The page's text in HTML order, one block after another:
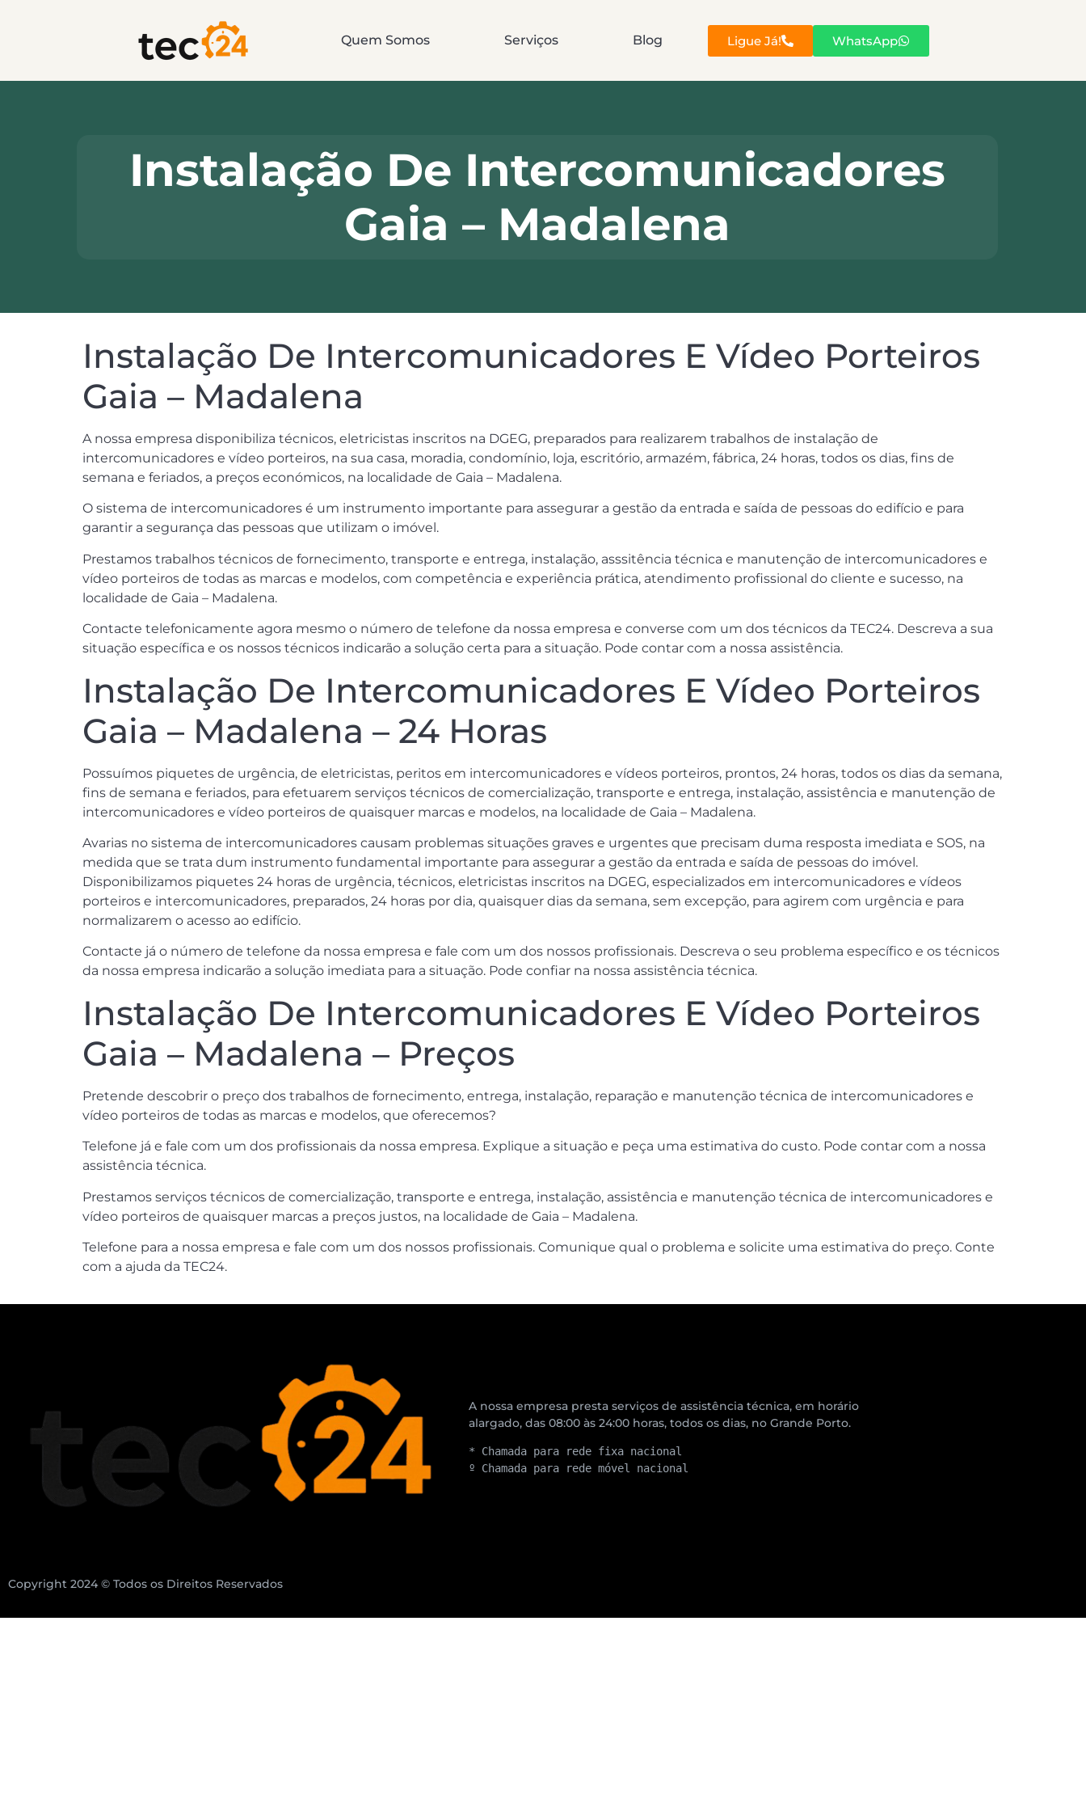
Quem Somos Serviços Blog Ligue Já! WhatsApp
Instalação De Intercomunicadores
Gaia – Madalena
Instalação De Intercomunicadores E Vídeo Porteiros
Gaia – Madalena
A nossa empresa disponibiliza técnicos, eletricistas inscritos na DGEG, preparados para realizarem trabalhos de instalação de
intercomunicadores e vídeo porteiros, na sua casa, moradia, condomínio, loja, escritório, armazém, fábrica, 24 horas, todos os dias, fins de
semana e feriados, a preços económicos, na localidade de Gaia – Madalena.
O sistema de intercomunicadores é um instrumento importante para assegurar a gestão da entrada e saída de pessoas do edifício e para
garantir a segurança das pessoas que utilizam o imóvel.
Prestamos trabalhos técnicos de fornecimento, transporte e entrega, instalação, asssitência técnica e manutenção de intercomunicadores e
vídeo porteiros de todas as marcas e modelos, com competência e experiência prática, atendimento profissional do cliente e sucesso, na
localidade de Gaia – Madalena.
Contacte telefonicamente agora mesmo o número de telefone da nossa empresa e converse com um dos técnicos da TEC24. Descreva a sua
situação específica e os nossos técnicos indicarão a solução certa para a situação. Pode contar com a nossa assistência.
Instalação De Intercomunicadores E Vídeo Porteiros
Gaia – Madalena – 24 Horas
Possuímos piquetes de urgência, de eletricistas, peritos em intercomunicadores e vídeos porteiros, prontos, 24 horas, todos os dias da semana,
fins de semana e feriados, para efetuarem serviços técnicos de comercialização, transporte e entrega, instalação, assistência e manutenção de
intercomunicadores e vídeo porteiros de quaisquer marcas e modelos, na localidade de Gaia – Madalena.
Avarias no sistema de intercomunicadores causam problemas situações graves e urgentes que precisam duma resposta imediata e SOS, na
medida que se trata dum instrumento fundamental importante para assegurar a gestão da entrada e saída de pessoas do imóvel.
Disponibilizamos piquetes 24 horas de urgência, técnicos, eletricistas inscritos na DGEG, especializados em intercomunicadores e vídeos
porteiros e intercomunicadores, preparados, 24 horas por dia, quaisquer dias da semana, sem excepção, para agirem com urgência e para
normalizarem o acesso ao edifício.
Contacte já o número de telefone da nossa empresa e fale com um dos nossos profissionais. Descreva o seu problema específico e os técnicos
da nossa empresa indicarão a solução imediata para a situação. Pode confiar na nossa assistência técnica.
Instalação De Intercomunicadores E Vídeo Porteiros
Gaia – Madalena – Preços
Pretende descobrir o preço dos trabalhos de fornecimento, entrega, instalação, reparação e manutenção técnica de intercomunicadores e
vídeo porteiros de todas as marcas e modelos, que oferecemos?
Telefone já e fale com um dos profissionais da nossa empresa. Explique a situação e peça uma estimativa do custo. Pode contar com a nossa
assistência técnica.
Prestamos serviços técnicos de comercialização, transporte e entrega, instalação, assistência e manutenção técnica de intercomunicadores e
vídeo porteiros de quaisquer marcas a preços justos, na localidade de Gaia – Madalena.
Telefone para a nossa empresa e fale com um dos nossos profissionais. Comunique qual o problema e solicite uma estimativa do preço. Conte
com a ajuda da TEC24.
A nossa empresa presta serviços de assistência técnica, em horário
alargado, das 08:00 às 24:00 horas, todos os dias, no Grande Porto.
* Chamada para rede fixa nacional
º Chamada para rede móvel nacional
Copyright 2024 © Todos os Direitos Reservados